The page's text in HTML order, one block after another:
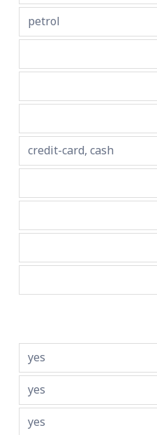
petrol
credit-card, cash
yes
yes
yes